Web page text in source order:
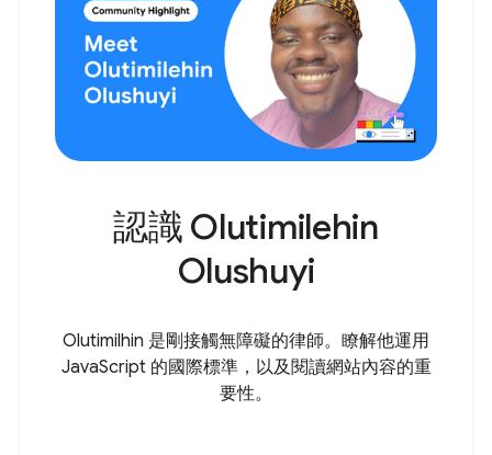
認識 Olutimilehin
Olushuyi
Olutimilhin 是剛接觸無障礙的律師。瞭解他運用
JavaScript 的國際標準，以及閱讀網站內容的重
要性。